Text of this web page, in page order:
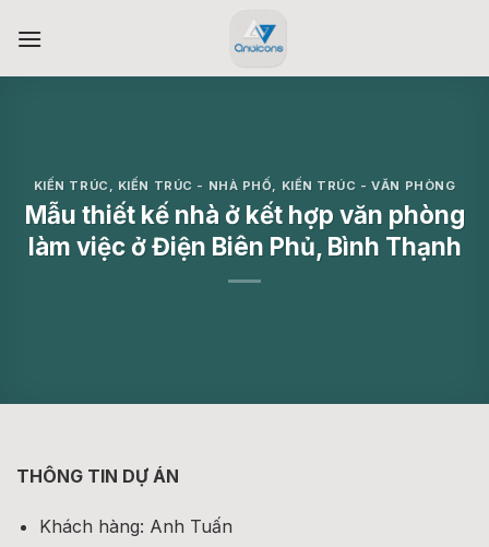
KIẾN TRÚC , KIẾN TRÚC - NHÀ PHỐ, KIẾN TRÚC - VĂN PHÒNG
Mẫu thiết kế nhà ở kết hợp văn phòng
làm việc ở Điện Biên Phủ, Bình Thạnh
THÔNG TIN DỰ ÁN
Khách hàng: Anh Tuấn